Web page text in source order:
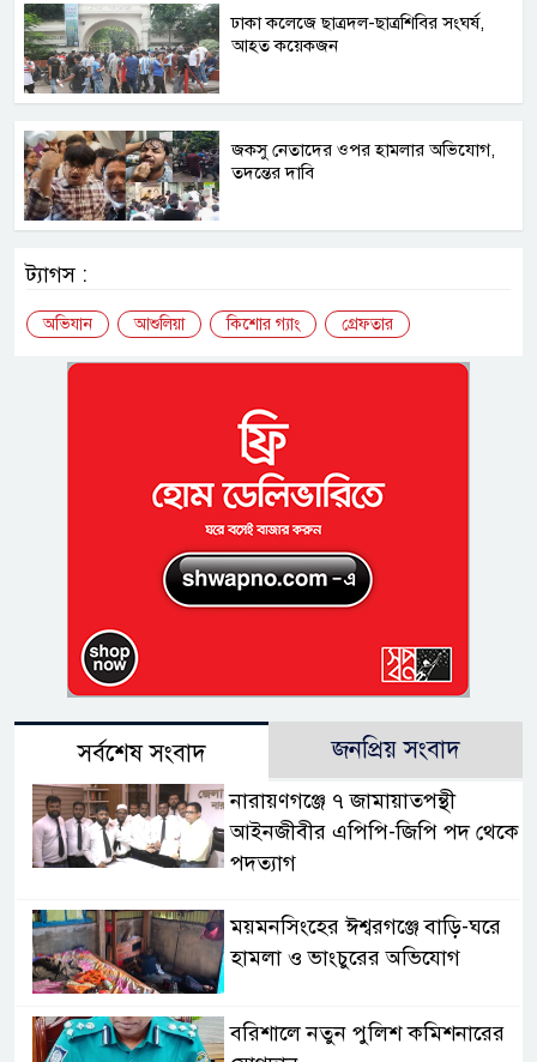
ঢাকা কলেজে ছাত্রদল-ছাত্রশিবির সংঘর্ষ,
আহত কয়েকজন
জকসু নেতাদের ওপর হামলার অভিযোগ,
তদন্তের দাবি
ট্যাগস :
অভিযান আশুলিয়া কিশোর গ্যাং গ্রেফতার
সর্বশেষ সংবাদ জনপ্রিয় সংবাদ
নারায়ণগঞ্জে ৭ জামায়াতপন্থী
আইনজীবীর এপিপি-জিপি পদ থেকে
পদত্যাগ
ময়মনসিংহের ঈশ্বরগঞ্জে বাড়ি-ঘরে
হামলা ও ভাংচুরের অভিযোগ
বরিশালে নতুন পুলিশ কমিশনারের